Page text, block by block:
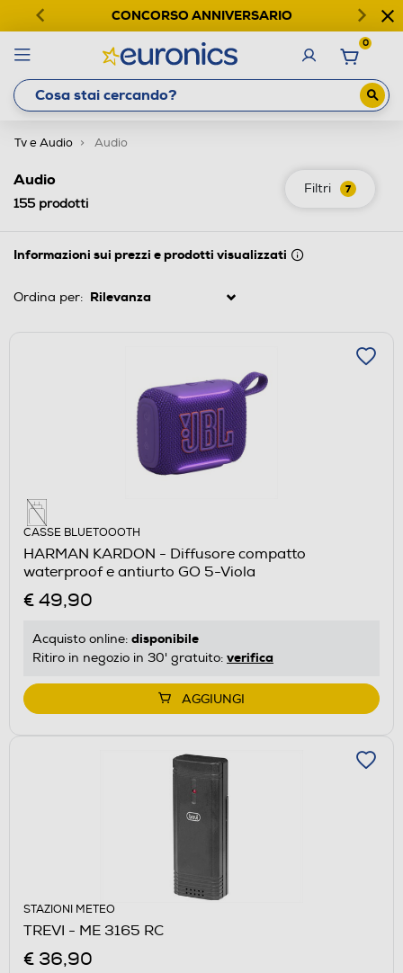
CONCORSO ANNIVERSARIO
0
Tv e Audio Audio
Filtri 7
Audio
155 prodotti
Informazioni sui prezzi e prodotti visualizzati
Ordina per:
CASSE BLUETOOOTH
HARMAN KARDON - Diffusore compatto
waterproof e antiurto GO 5-Viola
€ 49,90
Acquisto online: disponibile
Ritiro in negozio in 30' gratuito: verifica
AGGIUNGI
STAZIONI METEO
TREVI - ME 3165 RC
€ 36,90